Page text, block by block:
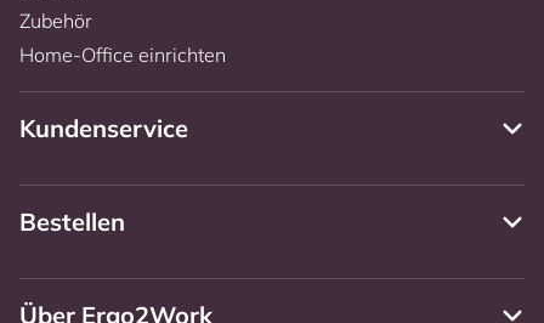
Zubehör
Home-Office einrichten
Kundenservice
Bestellen
Über Ergo2Work